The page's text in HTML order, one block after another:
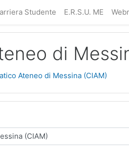
Studente E.R.S.U. ME
di
Ateneo di Messina (CIAM)